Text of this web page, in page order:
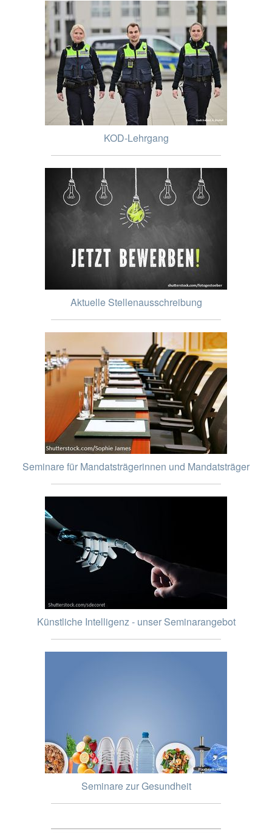
KOD-Lehrgang
Aktuelle Stellenausschreibung
Seminare für Mandatsträgerinnen und Mandatsträger
Künstliche Intelligenz - unser Seminarangebot
Seminare zur Gesundheit